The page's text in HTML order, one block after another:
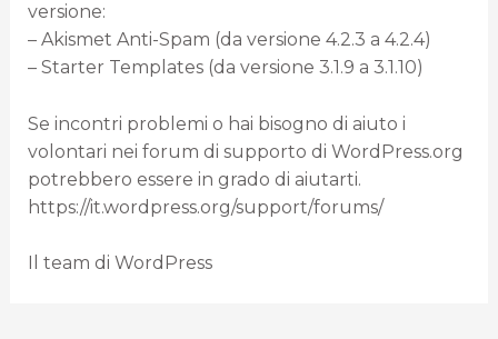
versione:
– Akismet Anti-Spam (da versione 4.2.3 a 4.2.4)
– Starter Templates (da versione 3.1.9 a 3.1.10)
Se incontri problemi o hai bisogno di aiuto i
volontari nei forum di supporto di WordPress.org
potrebbero essere in grado di aiutarti.
https://it.wordpress.org/support/forums/
Il team di WordPress